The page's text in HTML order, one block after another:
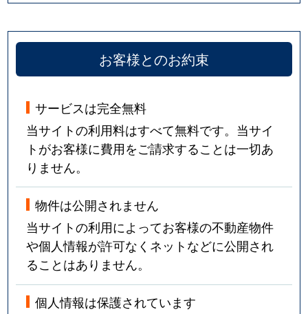
お客様とのお約束
サービスは完全無料
当サイトの利用料はすべて無料です。当サイ
トがお客様に費用をご請求することは一切あ
りません。
物件は公開されません
当サイトの利用によってお客様の不動産物件
や個人情報が許可なくネットなどに公開され
ることはありません。
個人情報は保護されています